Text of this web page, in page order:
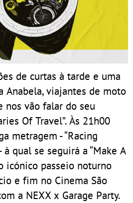
de curtas à tarde e uma
Anabela, viajantes de moto
vão falar do seu
Of Travel”. Às 21h00
metragem - “Racing
qual se seguirá a “Make A
icónico passeio noturno
e fim no Cinema São
a NEXX x Garage Party.